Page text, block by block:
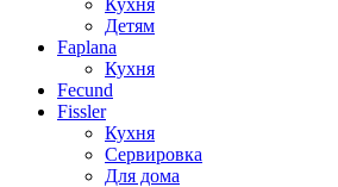
Кухня
Детям
Faplana
Кухня
Fecund
Fissler
Кухня
Сервировка
Для дома